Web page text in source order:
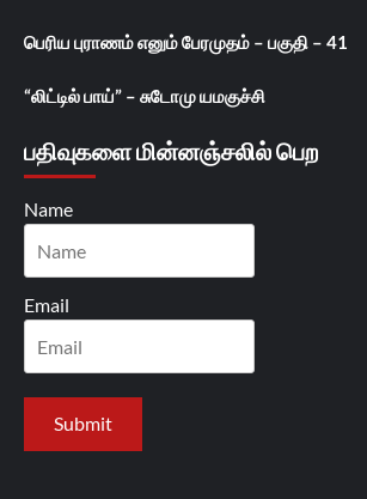
பெரிய புராணம் எனும் பேரமுதம் – பகுதி – 41
“லிட்டில் பாய்” – சுடோமு யமகுச்சி
பதிவுகளை மின்னஞ்சலில் பெற
Name
Email